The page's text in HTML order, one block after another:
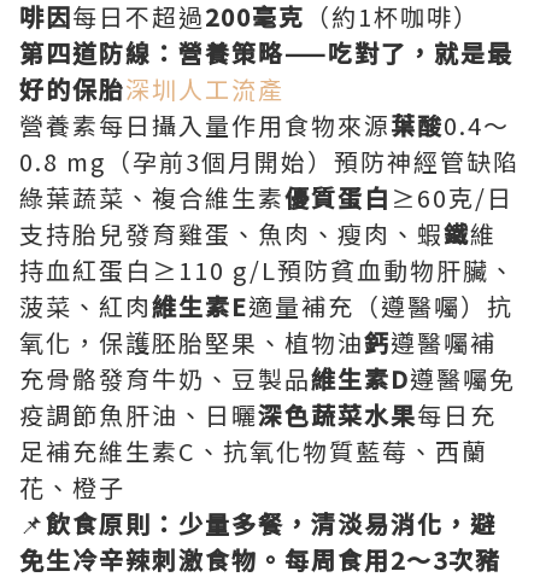
啡因每日不超過200毫克 （約1杯咖啡）
第四道防線：營養策略——吃對了，就是最
好的保胎深圳人工流產
營養素每日攝入量作用食物來源葉酸0.4～
0.8 mg（孕前3個月開始）預防神經管缺陷
綠葉蔬菜、複合維生素優質蛋白 ≥60克/日
支持胎兒發育雞蛋、魚肉、瘦肉、蝦鐵維
持血紅蛋白≥110 g/L預防貧血動物肝臟、
菠菜、紅肉維生素E適量補充（遵醫囑）抗
氧化，保護胚胎堅果、植物油鈣遵醫囑補
充骨骼發育牛奶、豆製品維生素D遵醫囑免
疫調節魚肝油、日曬深色蔬菜水果每日充
足補充維生素C、抗氧化物質藍莓、西蘭
花、橙子
📌飲食原則：少量多餐，清淡易消化，避
免生冷辛辣刺激食物。每周食用2～3次豬